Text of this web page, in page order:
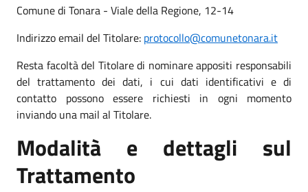
Comune di Tonara - Viale della Regione, 12-14
Indirizzo email del Titolare: protocollo@comunetonara.it
Resta facoltà del Titolare di nominare appositi responsabili
del trattamento dei dati, i cui dati identificativi e di
contatto possono essere richiesti in ogni momento
inviando una mail al Titolare.
Modalità e dettagli sul
Trattamento